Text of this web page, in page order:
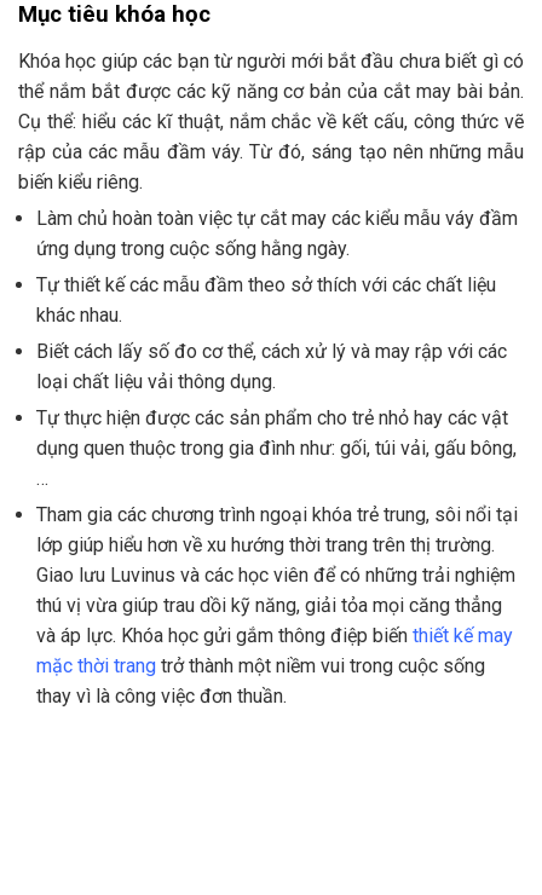
Mục tiêu khóa học
Khóa học giúp các bạn từ người mới bắt đầu chưa biết gì có
thể nắm bắt được các kỹ năng cơ bản của cắt may bài bản.
Cụ thể: hiểu các kĩ thuật, nắm chắc về kết cấu, công thức vẽ
rập của các mẫu đầm váy. Từ đó, sáng tạo nên những mẫu
biến kiểu riêng.
Làm chủ hoàn toàn việc tự cắt may các kiểu mẫu váy đầm
ứng dụng trong cuộc sống hằng ngày.
Tự thiết kế các mẫu đầm theo sở thích với các chất liệu
khác nhau.
Biết cách lấy số đo cơ thể, cách xử lý và may rập với các
loại chất liệu vải thông dụng.
Tự thực hiện được các sản phẩm cho trẻ nhỏ hay các vật
dụng quen thuộc trong gia đình như: gối, túi vải, gấu bông,
…
Tham gia các chương trình ngoại khóa trẻ trung, sôi nổi tại
lớp giúp hiểu hơn về xu hướng thời trang trên thị trường.
Giao lưu Luvinus và các học viên để có những trải nghiệm
thú vị vừa giúp trau dồi kỹ năng, giải tỏa mọi căng thẳng
và áp lực. Khóa học gửi gắm thông điệp biến thiết kế may
mặc thời trang trở thành một niềm vui trong cuộc sống
thay vì là công việc đơn thuần.